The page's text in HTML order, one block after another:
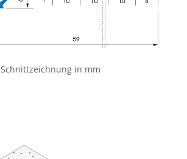
Schnittzeichnung in mm